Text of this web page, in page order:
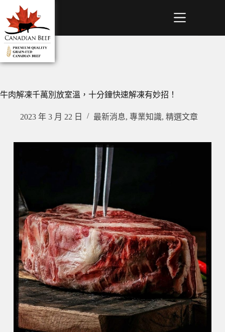
牛肉解凍千萬別放室溫，十分鐘快速解凍有妙招！
2023 年 3 月 22 日 最新消息, 專業知識, 精選文章